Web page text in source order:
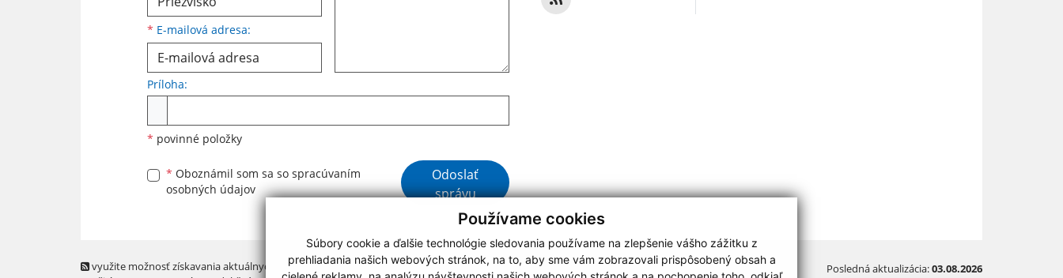
Používame cookies
Súbory cookie a ďalšie technológie sledovania používame na zlepšenie vášho zážitku z
prehliadania našich webových stránok, na to, aby sme vám zobrazovali prispôsobený obsah a
* E-mailová adresa:
Príloha:
* povinné položky
* Oboznámil som sa so spracúvaním
osobných údajov
Google reCaptcha Response
Odoslať
správu
využite možnosť získavania aktuálnych informácií s
Posledná aktualizácia:03.08.2026